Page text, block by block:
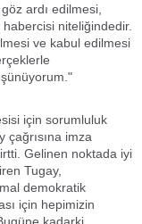
ardı edilmesi,
niteliğindedir.
ve kabul edilmesi
için sorumluluk
çağrısına imza
Gelinen noktada iyi
Tugay,
demokratik
için hepimizin